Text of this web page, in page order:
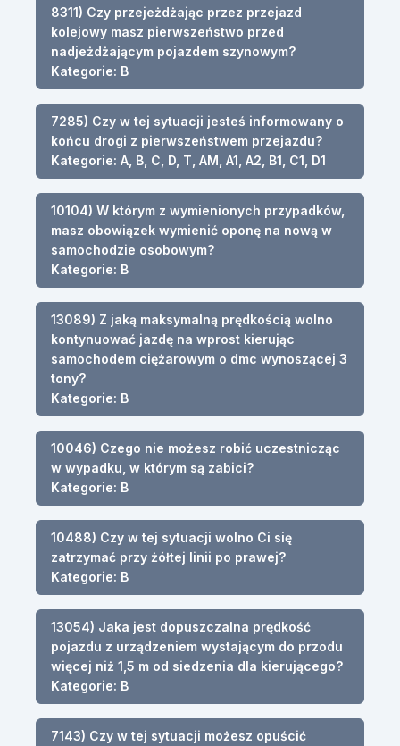
8311) Czy przejeżdżając przez przejazd
kolejowy masz pierwszeństwo przed
nadjeżdżającym pojazdem szynowym?
Kategorie: B
7285) Czy w tej sytuacji jesteś informowany o
końcu drogi z pierwszeństwem przejazdu?
Kategorie: A, B, C, D, T, AM, A1, A2, B1, C1, D1
10104) W którym z wymienionych przypadków,
masz obowiązek wymienić oponę na nową w
samochodzie osobowym?
Kategorie: B
13089) Z jaką maksymalną prędkością wolno
kontynuować jazdę na wprost kierując
samochodem ciężarowym o dmc wynoszącej 3
tony?
Kategorie: B
10046) Czego nie możesz robić uczestnicząc
w wypadku, w którym są zabici?
Kategorie: B
10488) Czy w tej sytuacji wolno Ci się
zatrzymać przy żółtej linii po prawej?
Kategorie: B
13054) Jaka jest dopuszczalna prędkość
pojazdu z urządzeniem wystającym do przodu
więcej niż 1,5 m od siedzenia dla kierującego?
Kategorie: B
7143) Czy w tej sytuacji możesz opuścić